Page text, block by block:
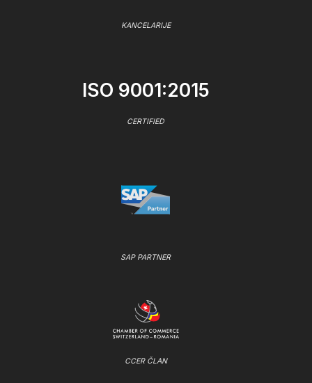
KANCELARIJE
ISO 9001:2015
CERTIFIED
SAP PARTNER
CCER ČLAN